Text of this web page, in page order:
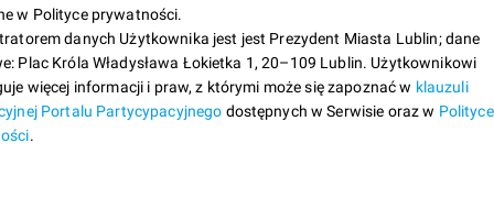
8.00-15.00 lub pisząc na adres mail:
naspotkania informacyjne w terminach:
Przestrzeń Młodych, Al. Racławickie 33;
młodych Hej!, ul. Peowiaków 11;
Fajne Miejsce!: Przestrzeń Młodych, ul. Jana Sawy 5;
ul. Krakowskie Przedmieście 39;
Labiryntu: Przestrzeń Młodych, ul. Popiełuszki 5;
Młodych: Prusa 2, ul. Prusa 2.
w Polityce prywatności.
danych Użytkownika jest jest Prezydent Miasta Lublin; dane
Plac Króla Władysława Łokietka 1, 20–109 Lublin. Użytkownikowi
więcej informacji i praw, z którymi może się zapoznać w klauzuli
Portalu Partycypacyjnego dostępnych w Serwisie oraz w Polityce
.